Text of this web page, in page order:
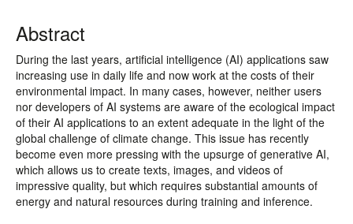
Abstract
During the last years, artificial intelligence (AI) applications saw
increasing use in daily life and now work at the costs of their
environmental impact. In many cases, however, neither users
nor developers of AI systems are aware of the ecological impact
of their AI applications to an extent adequate in the light of the
global challenge of climate change. This issue has recently
become even more pressing with the upsurge of generative AI,
which allows us to create texts, images, and videos of
impressive quality, but which requires substantial amounts of
energy and natural resources during training and inference.